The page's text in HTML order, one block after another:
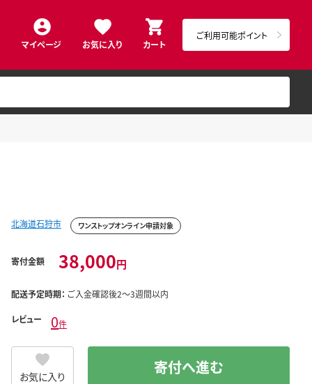
マイページ お気に入り カート
ご利用可能ポイント
北海道石狩市 ワンストップオンライン申請対象
寄付金額 38,000円
配送予定時期： ご入金確認後2～3週間以内
レビュー 0件
お気に入り 寄付へ進む